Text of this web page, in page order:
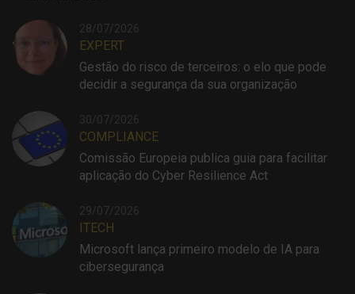
28/07/2026
EXPERT
Gestão do risco de terceiros: o elo que pode
decidir a segurança da sua organização
30/07/2026
COMPLIANCE
Comissão Europeia publica guia para facilitar
aplicação do Cyber Resilience Act
29/07/2026
ITECH
Microsoft lança primeiro modelo de IA para
cibersegurança